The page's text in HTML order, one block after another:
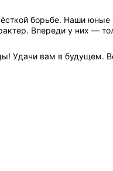
борьбе. Наши юные
Впереди у них —
Удачи вам в будущем.